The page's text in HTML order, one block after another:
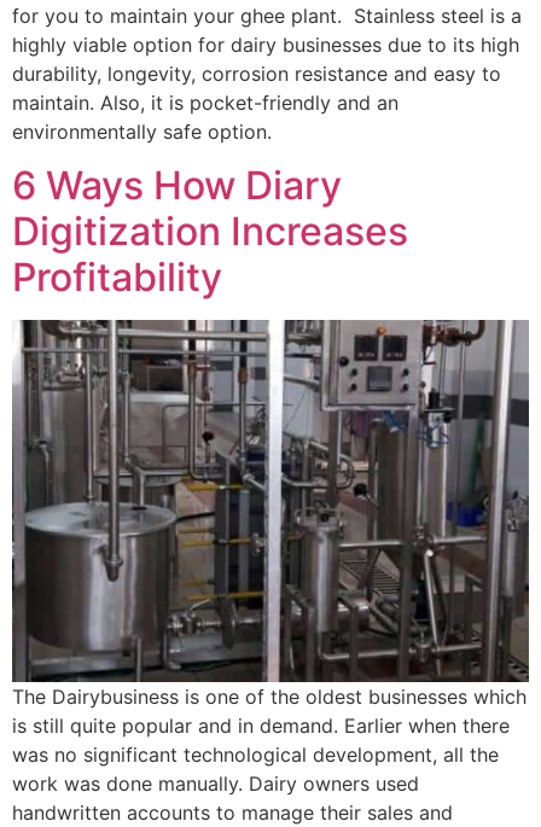
for you to maintain your ghee plant. Stainless steel is a
highly viable option for dairy businesses due to its high
durability, longevity, corrosion resistance and easy to
maintain. Also, it is pocket-friendly and an
environmentally safe option.
6 Ways How Diary
Digitization Increases
Profitability
The Dairybusiness is one of the oldest businesses which
is still quite popular and in demand. Earlier when there
was no significant technological development, all the
work was done manually. Dairy owners used
handwritten accounts to manage their sales and